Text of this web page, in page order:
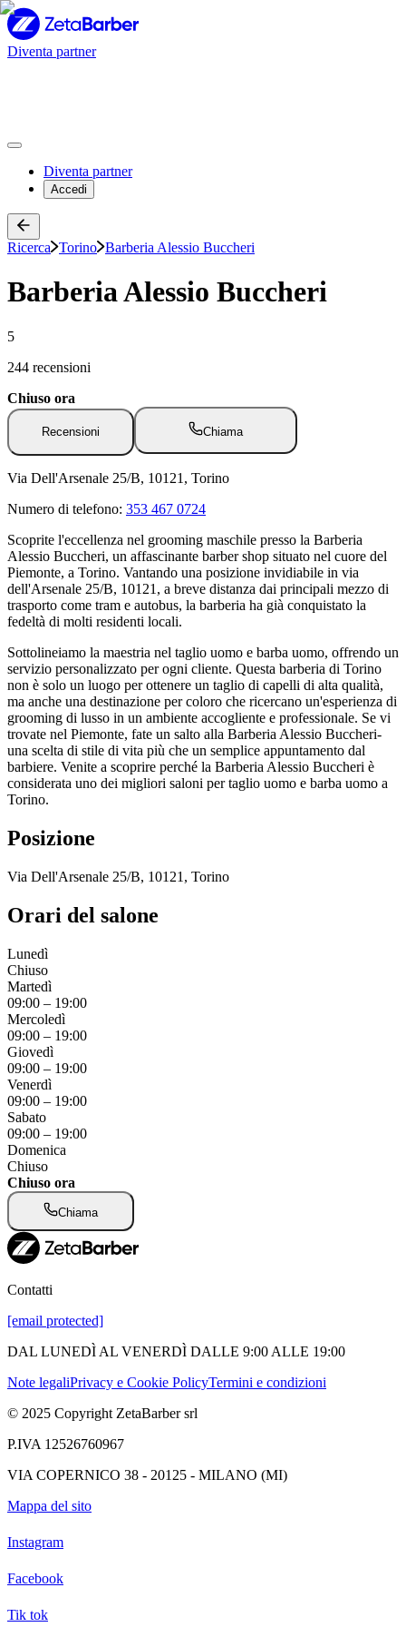
Diventa partner
Diventa partner
Accedi
Ricerca Torino Barberia Alessio Buccheri
Barberia Alessio Buccheri
5
244 recensioni
Chiuso ora
Recensioni Chiama
Via Dell'Arsenale 25/B, 10121, Torino
Numero di telefono: 353 467 0724
Scoprite l'eccellenza nel grooming maschile presso la Barberia
Alessio Buccheri, un affascinante barber shop situato nel cuore del
Piemonte, a Torino. Vantando una posizione invidiabile in via
dell'Arsenale 25/B, 10121, a breve distanza dai principali mezzo di
trasporto come tram e autobus, la barberia ha già conquistato la
fedeltà di molti residenti locali.
Sottolineiamo la maestria nel taglio uomo e barba uomo, offrendo un
servizio personalizzato per ogni cliente. Questa barberia di Torino
non è solo un luogo per ottenere un taglio di capelli di alta qualità,
ma anche una destinazione per coloro che ricercano un'esperienza di
grooming di lusso in un ambiente accogliente e professionale. Se vi
trovate nel Piemonte, fate un salto alla Barberia Alessio Buccheri-
una scelta di stile di vita più che un semplice appuntamento dal
barbiere. Venite a scoprire perché la Barberia Alessio Buccheri è
considerata uno dei migliori saloni per taglio uomo e barba uomo a
Torino.
Posizione
Via Dell'Arsenale 25/B, 10121, Torino
Orari del salone
Lunedì
Chiuso
Martedì
09:00 – 19:00
Mercoledì
09:00 – 19:00
Giovedì
09:00 – 19:00
Venerdì
09:00 – 19:00
Sabato
09:00 – 19:00
Domenica
Chiuso
Chiuso ora
Chiama
Contatti
[email protected]
DAL LUNEDÌ AL VENERDÌ DALLE 9:00 ALLE 19:00
Note legaliPrivacy e Cookie PolicyTermini e condizioni
© 2025 Copyright ZetaBarber srl
P.IVA 12526760967
VIA COPERNICO 38 - 20125 - MILANO (MI)
Mappa del sito
Instagram
Facebook
Tik tok